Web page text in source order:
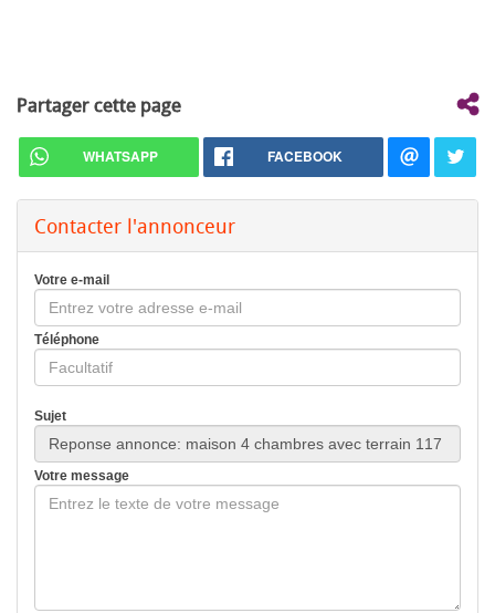
Partager cette page
WHATSAPP FACEBOOK
Contacter l'annonceur
Votre e-mail
Téléphone
Sujet
Votre message